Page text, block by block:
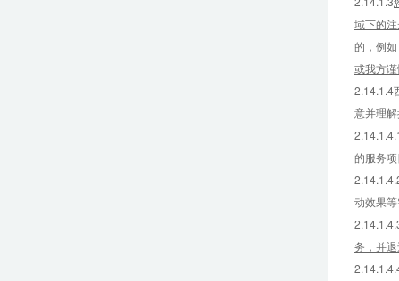
域下的
的，例
或我方
2.14.1.4
意并理
的服务
动效果
务，并